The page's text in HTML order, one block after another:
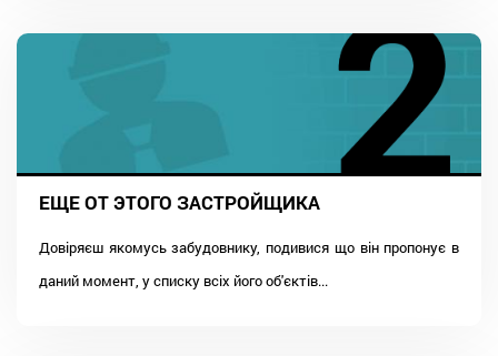
ЕЩЕ ОТ ЭТОГО ЗАСТРОЙЩИКА
Довіряєш якомусь забудовнику, подивися що він пропонує в
даний момент, у списку всіх його об'єктів...